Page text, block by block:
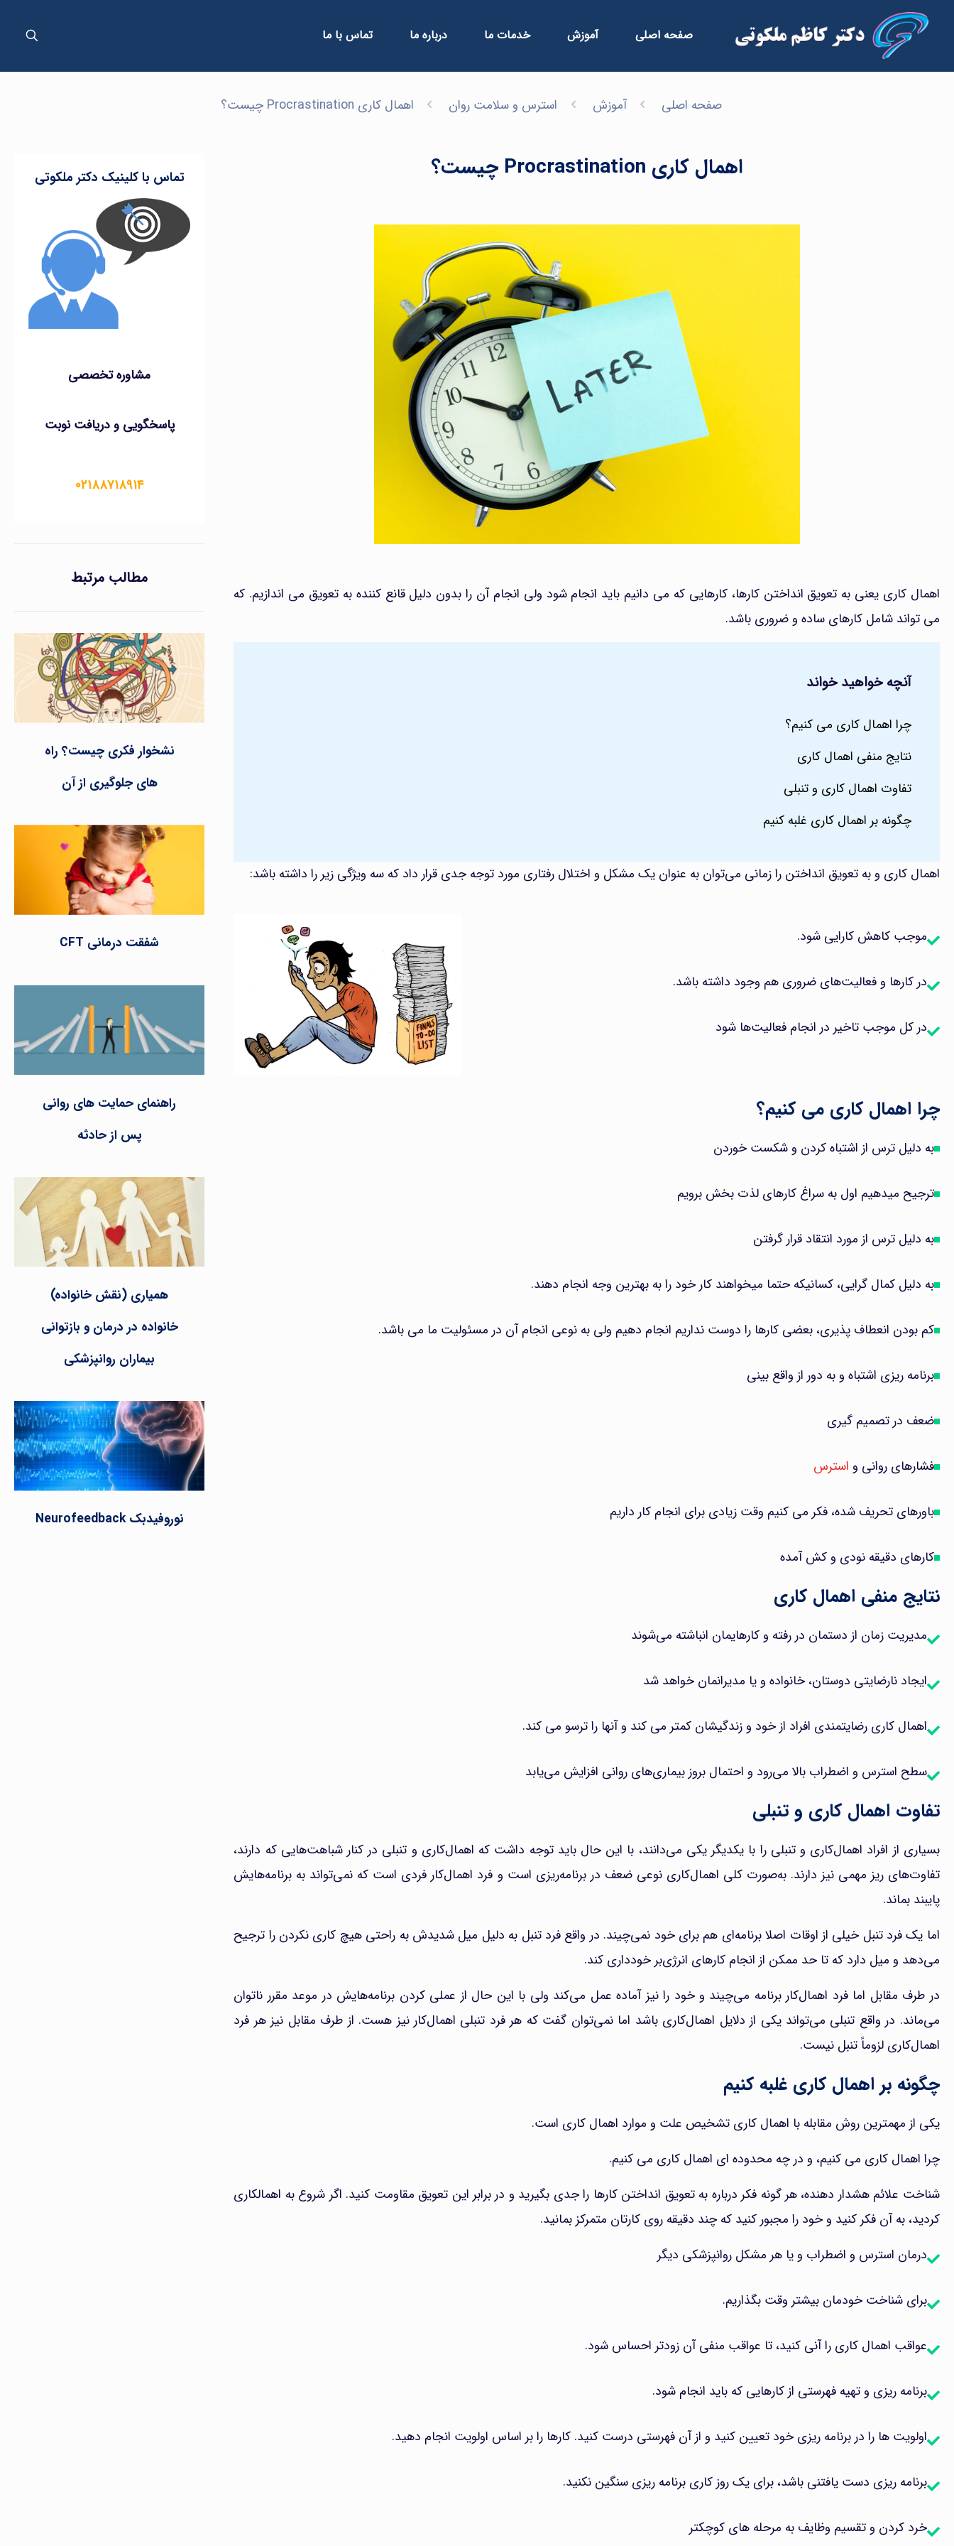
صفحه اصلی آموزش خدمات ما درباره ما تماس با ما
صفحه اصلی آموزش استرس و سلامت روان اهمال کاری Procrastination چیست؟
اهمال کاری Procrastination چیست؟
اهمال کاری یعنی به تعویق انداختن کارها، کارهایی که می دانیم باید انجام شود ولی انجام آن را بدون دلیل قانع کننده به تعویق می اندازیم. که
می تواند شامل کارهای ساده و ضروری باشد.
آنچه خواهید خواند
چرا اهمال کاری می کنیم؟
نتایج منفی اهمال کاری
تفاوت اهمال کاری و تنبلی
چگونه بر اهمال کاری غلبه کنیم
اهمال کاری و به تعویق انداختن را زمانی می‌توان به عنوان یک مشکل و اختلال رفتاری مورد توجه جدی قرار داد که سه ویژگی زیر را داشته باشد:
موجب کاهش کارایی شود.
در کارها و فعالیت‌های ضروری هم وجود داشته باشد.
در کل موجب تاخیر در انجام فعالیت‌ها شود
چرا اهمال کاری می کنیم؟
به دلیل ترس از اشتباه کردن و شکست خوردن
ترجیح میدهیم اول به سراغ کارهای لذت بخش برویم
به دلیل ترس از مورد انتقاد قرار گرفتن
به دلیل کمال گرایی، کسانیکه حتما میخواهند کار خود را به بهترین وجه انجام دهند.
کم بودن انعطاف پذیری، بعضی کارها را دوست نداریم انجام دهیم ولی به نوعی انجام آن در مسئولیت ما می باشد.
برنامه ریزی اشتباه و به دور از واقع بینی
ضعف در تصمیم گیری
فشارهای روانی و استرس
باورهای تحریف شده، فکر می کنیم وقت زیادی برای انجام کار داریم
کارهای دقیقه نودی و کش آمده
نتایج منفی اهمال کاری
مدیریت زمان از دستمان در رفته و کارهایمان انباشته می‌شوند
ایجاد نارضایتی دوستان، خانواده و یا مدیرانمان خواهد شد
اهمال کاری رضایتمندی افراد از خود و زندگیشان کمتر می کند و آنها را ترسو می کند.
سطح استرس و اضطراب بالا می‌رود و احتمال بروز بیماری‌های روانی افزایش می‌یابد
تفاوت اهمال کاری و تنبلی
بسیاری از افراد اهمال‌کاری و تنبلی را با یکدیگر یکی می‌دانند، با این حال باید توجه داشت که اهمال‌کاری و تنبلی در کنار شباهت‌هایی که دارند،
تفاوت‌های ریز مهمی نیز دارند. به‌صورت کلی اهمال‌کاری نوعی ضعف در برنامه‌ریزی است و فرد اهمال‌کار فردی است که نمی‌تواند به برنامه‌هایش
پایبند بماند.
اما یک فرد تنبل خیلی از اوقات اصلا برنامه‌ای هم برای خود نمی‌چیند. در واقع فرد تنبل به دلیل میل شدیدش به راحتی هیچ کاری نکردن را ترجیح
می‌دهد و میل دارد که تا حد ممکن از انجام کارهای انرژی‌بر خودداری کند.
در طرف مقابل اما فرد اهمال‌کار برنامه می‌چیند و خود را نیز آماده عمل می‌کند ولی با این حال از عملی کردن برنامه‌هایش در موعد مقرر ناتوان
می‌ماند. در واقع تنبلی می‌تواند یکی از دلایل اهمال‌کاری باشد اما نمی‌توان گفت که هر فرد تنبلی اهمال‌کار نیز هست. از طرف مقابل نیز هر فرد
اهمال‌کاری لزوماً تنبل نیست.
چگونه بر اهمال کاری غلبه کنیم
یکی از مهمترین روش مقابله با اهمال کاری تشخیص علت و موارد اهمال کاری است.
چرا اهمال کاری می کنیم، و در چه محدوده ای اهمال کاری می کنیم.
شناخت علائم هشدار دهنده، هر گونه فکر درباره به تعویق انداختن کارها را جدی بگیرید و در برابر این تعویق مقاومت کنید. اگر شروع به اهمالکاری
کردید، به آن فکر کنید و خود را مجبور کنید که چند دقیقه روی کارتان متمرکز بمانید.
درمان استرس و اضطراب و یا هر مشکل روانپزشکی دیگر
برای شناخت خودمان بیشتر وقت بگذاریم.
عواقب اهمال کاری را آنی کنید، تا عواقب منفی آن زودتر احساس شود.
برنامه ریزی و تهیه فهرستی از کارهایی که باید انجام شود.
اولویت ها را در برنامه ریزی خود تعیین کنید و از آن فهرستی درست کنید. کارها را بر اساس اولویت انجام دهید.
برنامه ریزی دست یافتنی باشد، برای یک روز کاری برنامه ریزی سنگین نکنید.
خرد کردن و تقسیم وظایف به مرحله های کوچکتر
تماس با کلینیک دکتر ملکوتی
مشاوره تخصصی
پاسخگویی و دریافت نوبت
۰۲۱۸۸۷۱۸۹۱۴
مطالب مرتبط
نشخوار فکری چیست؟ راه
های جلوگیری از آن
شفقت درمانی CFT
راهنمای حمایت های روانی
پس از حادثه
همیاری (نقش خانواده)
خانواده در درمان و بازتوانی
بیماران روانپزشکی
نوروفیدبک Neurofeedback